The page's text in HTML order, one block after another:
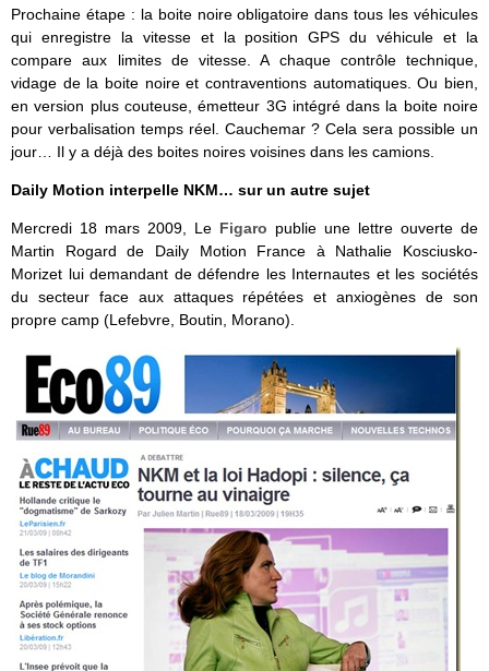
Prochaine étape : la boite noire obligatoire dans tous les véhicules
qui enregistre la vitesse et la position GPS du véhicule et la
compare aux limites de vitesse. A chaque contrôle technique,
vidage de la boite noire et contraventions automatiques. Ou bien,
en version plus couteuse, émetteur 3G intégré dans la boite noire
pour verbalisation temps réel. Cauchemar ? Cela sera possible un
jour… Il y a déjà des boites noires voisines dans les camions.
Daily Motion interpelle NKM… sur un autre sujet
Mercredi 18 mars 2009, Le Figaro publie une lettre ouverte de
Martin Rogard de Daily Motion France à Nathalie Kosciusko-
Morizet lui demandant de défendre les Internautes et les sociétés
du secteur face aux attaques répétées et anxiogènes de son
propre camp (Lefebvre, Boutin, Morano).